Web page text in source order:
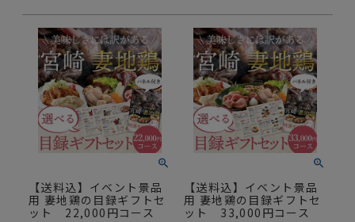
【送料込】イベント景品
用 妻地鶏の目録ギフトセ
ット 22,000円コース
【送料込】イベント景品
用 妻地鶏の目録ギフトセ
ット 33,000円コース